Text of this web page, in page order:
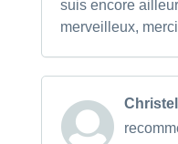
suis encore
merveilleux,